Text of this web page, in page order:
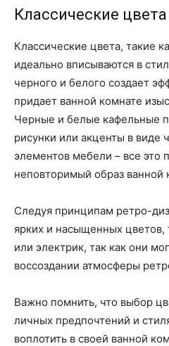
Классические цвета
Классические цвета, такие
идеально вписываются в
черного и белого создает
придает ванной комнате
Черные и белые кафельные
рисунки или акценты в виде
элементов мебели – все это
неповторимый образ ванной
Следуя принципам ретро-
ярких и насыщенных цветов,
или электрик, так как они
воссоздании атмосферы
Важно помнить, что выбор
личных предпочтений и
воплотить в своей ванной